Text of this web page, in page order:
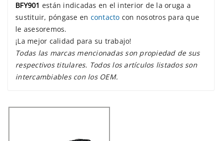
BFY901 están indicadas en el interior de la oruga a
sustituir, póngase en contacto con nosotros para que
le asesoremos.
¡La mejor calidad para su trabajo!
Todas las marcas mencionadas son propiedad de sus
respectivos titulares. Todos los artículos listados son
intercambiables con los OEM.